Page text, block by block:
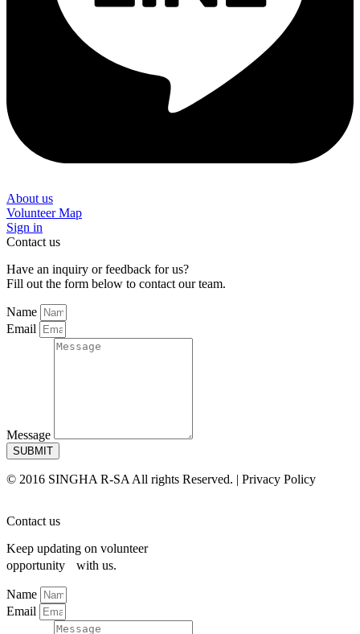
About us
Volunteer Map
Sign in
Contact us
Have an inquiry or feedback for us?
Fill out the form below to contact our team.
Name
Email
Message
SUBMIT
© 2016 SINGHA R-SA All rights Reserved. | Privacy Policy
Contact us
Keep updating on volunteer
opportunity with us.
Name
Email